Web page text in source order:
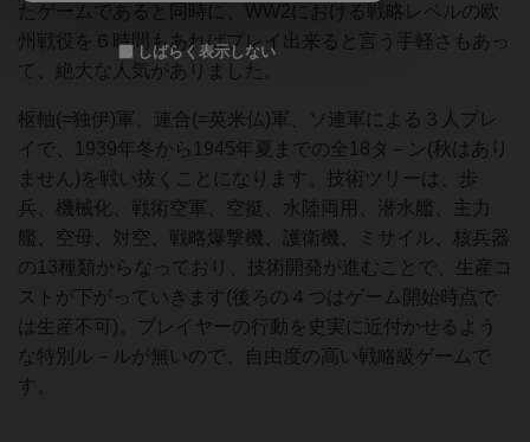
たゲームであると同時に、WW2における戦略レベルの欧
州戦役を６時間もあればプレイ出来ると言う手軽さもあっ
て、絶大な人気がありました。
枢軸(=独伊)軍、連合(=英米仏)軍、ソ連軍による３人プレ
イで、1939年冬から1945年夏までの全18タ－ン(秋はあり
ません)を戦い抜くことになります。技術ツリーは、歩
兵、機械化、戦術空軍、空挺、水陸両用、潜水艦、主力
艦、空母、対空、戦略爆撃機、護衛機、ミサイル、核兵器
の13種類からなっており、技術開発が進むことで、生産コ
ストが下がっていきます(後ろの４つはゲーム開始時点で
は生産不可)。プレイヤーの行動を史実に近付かせるよう
な特別ル－ルが無いので、自由度の高い戦略級ゲームで
す。
しばらく表示しない